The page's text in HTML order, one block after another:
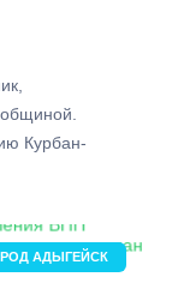
Курбан-
АДЫГЕЙСК